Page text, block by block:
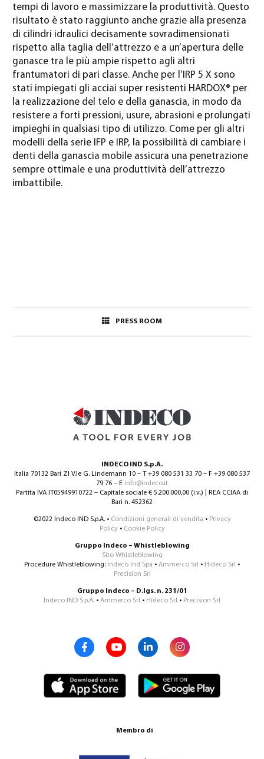
tempi di lavoro e massimizzare la produttività. Questo
risultato è stato raggiunto anche grazie alla presenza
di cilindri idraulici decisamente sovradimensionati
rispetto alla taglia dell’attrezzo e a un’apertura delle
ganasce tra le più ampie rispetto agli altri
frantumatori di pari classe. Anche per l’IRP 5 X sono
stati impiegati gli acciai super resistenti HARDOX® per
la realizzazione del telo e della ganascia, in modo da
resistere a forti pressioni, usure, abrasioni e prolungati
impieghi in qualsiasi tipo di utilizzo. Come per gli altri
modelli della serie IFP e IRP, la possibilità di cambiare i
denti della ganascia mobile assicura una penetrazione
sempre ottimale e una produttività dell’attrezzo
imbattibile.
PRESS ROOM
INDECO IND S.p.A.
Italia 70132 Bari ZI V.le G. Lindemann 10 – T +39 080 531 33 70 – F +39 080 537
79 76 – E info@indeco.it
Partita IVA IT05949910722 – Capitale sociale € 5.200.000,00 (i.v.) | REA CCIAA di
Bari n. 452362
©2022 Indeco IND S.p.A. • Condizioni generali di vendita • Privacy
Policy• Cookie Policy
Gruppo Indeco – Whistleblowing
Sito Whistleblowing
Procedure Whistleblowing: Indeco Ind Spa • Ammerco Srl • Hideco Srl •
Precision Srl
Gruppo Indeco – D.lgs. n. 231/01
Indeco IND S.p.A. • Ammerco Srl • Hideco Srl • Precision Srl
Membro di